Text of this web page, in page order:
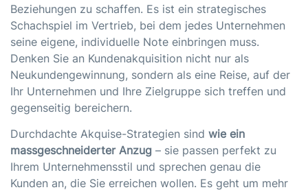
Beziehungen zu schaffen. Es ist ein strategisches
Schachspiel im Vertrieb, bei dem jedes Unternehmen
seine eigene, individuelle Note einbringen muss.
Denken Sie an Kundenakquisition nicht nur als
Neukundengewinnung, sondern als eine Reise, auf der
Ihr Unternehmen und Ihre Zielgruppe sich treffen und
gegenseitig bereichern.
Durchdachte Akquise-Strategien sind wie ein
massgeschneiderter Anzug – sie passen perfekt zu
Ihrem Unternehmensstil und sprechen genau die
Kunden an, die Sie erreichen wollen. Es geht um mehr